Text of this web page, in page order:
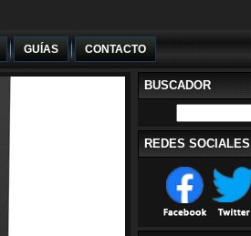
GUÍAS CONTACTO
BUSCADOR
REDES SOCIALES